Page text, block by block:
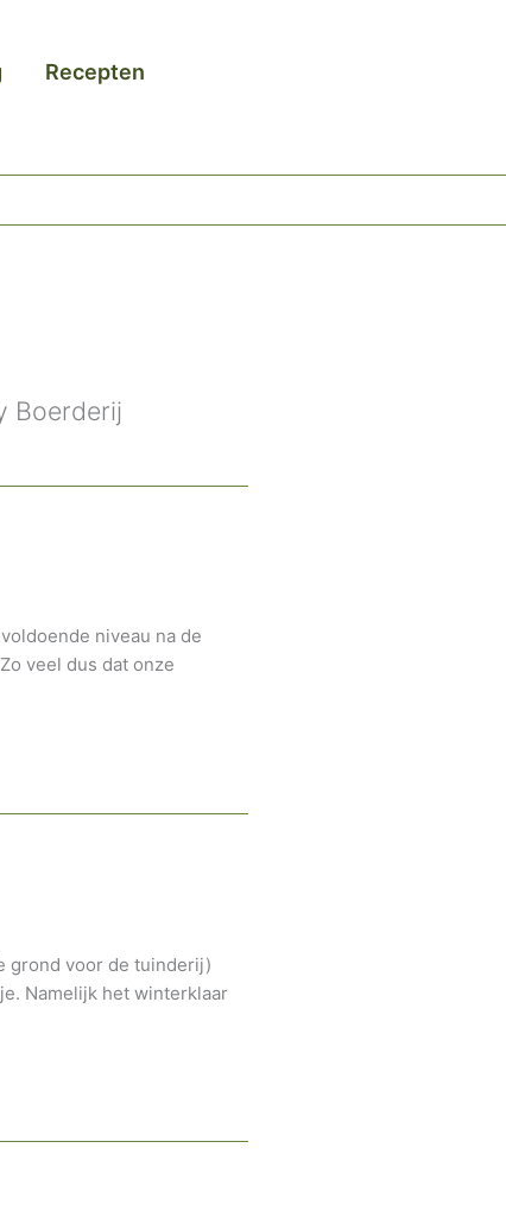
Recepten
Boerderij
niveau na de
veel dus dat onze
grond voor de tuinderij)
Namelijk het winterklaar